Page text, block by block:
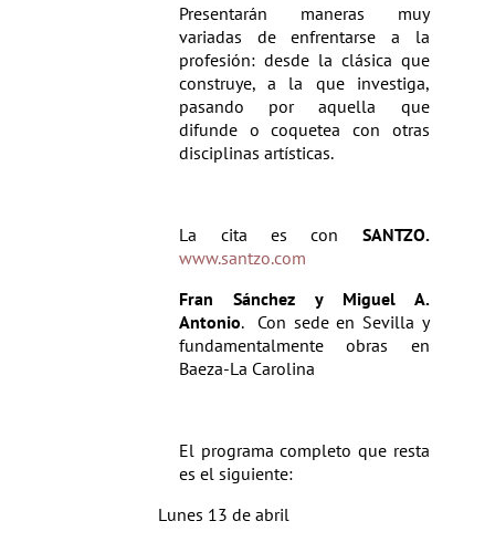
Presentarán maneras muy
variadas de enfrentarse a la
profesión: desde la clásica que
construye, a la que investiga,
pasando por aquella que
difunde o coquetea con otras
disciplinas artísticas.
La cita es con SANTZO.
www.santzo.com
Fran Sánchez y Miguel A.
Antonio. Con sede en Sevilla y
fundamentalmente obras en
Baeza-La Carolina
El programa completo que resta
es el siguiente:
Lunes 13 de abril